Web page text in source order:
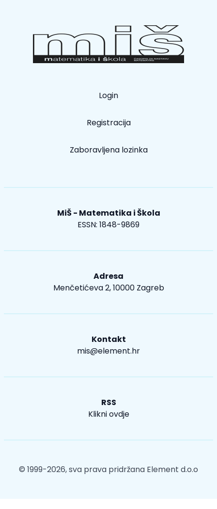
Login
Registracija
Zaboravljena lozinka
MiŠ - Matematika i Škola
ESSN: 1848-9869
Adresa
Menčetićeva 2, 10000 Zagreb
Kontakt
mis@element.hr
RSS
Klikni ovdje
© 1999-2026, sva prava pridržana Element d.o.o